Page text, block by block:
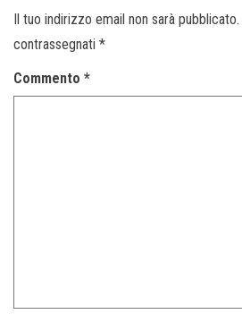
Il tuo indirizzo email non sarà pubblicato.
contrassegnati *
Commento *